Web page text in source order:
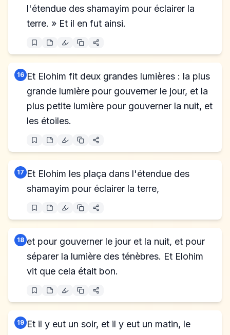
l'étendue des shamayim pour éclairer la
terre. » Et il en fut ainsi.
16 Et Elohim fit deux grandes lumières : la plus
grande lumière pour gouverner le jour, et la
plus petite lumière pour gouverner la nuit, et
les étoiles.
17 Et Elohim les plaça dans l'étendue des
shamayim pour éclairer la terre,
18 et pour gouverner le jour et la nuit, et pour
séparer la lumière des ténèbres. Et Elohim
vit que cela était bon.
19 Et il y eut un soir, et il y eut un matin, le